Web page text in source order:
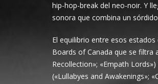
hip-hop-break del neo-noir. Y
sonora que combina un
El equilibrio entre esos
Boards of Canada que se filtra
Recollection»; «Empath
(«Lullabyes and Awakenings»;